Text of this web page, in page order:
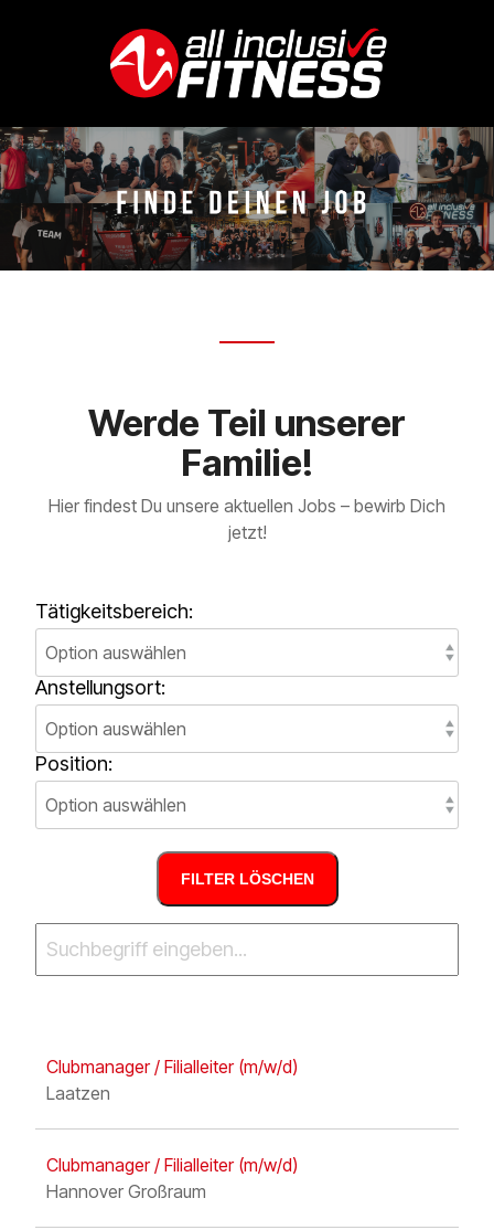
Werde Teil unserer
Familie!
Hier findest Du unsere aktuellen Jobs – bewirb Dich
jetzt!
Tätigkeitsbereich:
Anstellungsort:
Position:
FILTER LÖSCHEN
Clubmanager / Filialleiter (m/w/d)
Laatzen
Clubmanager / Filialleiter (m/w/d)
Hannover Großraum